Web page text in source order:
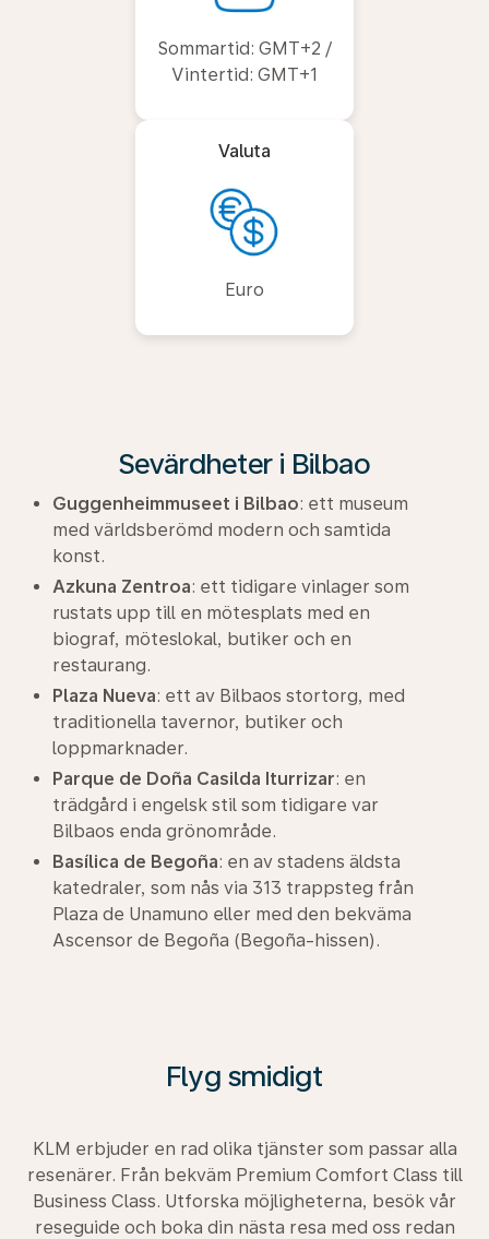
Sommartid: GMT+2 /
Vintertid: GMT+1
Valuta
Euro
Sevärdheter i Bilbao
Guggenheimmuseet i Bilbao: ett museum
med världsberömd modern och samtida
konst.
Azkuna Zentroa: ett tidigare vinlager som
rustats upp till en mötesplats med en
biograf, möteslokal, butiker och en
restaurang.
Plaza Nueva: ett av Bilbaos stortorg, med
traditionella tavernor, butiker och
loppmarknader.
Parque de Doña Casilda Iturrizar: en
trädgård i engelsk stil som tidigare var
Bilbaos enda grönområde.
Basílica de Begoña: en av stadens äldsta
katedraler, som nås via 313 trappsteg från
Plaza de Unamuno eller med den bekväma
Ascensor de Begoña (Begoña-hissen).
Flyg smidigt
KLM erbjuder en rad olika tjänster som passar alla
resenärer. Från bekväm Premium Comfort Class till
Business Class. Utforska möjligheterna, besök vår
reseguide och boka din nästa resa med oss redan